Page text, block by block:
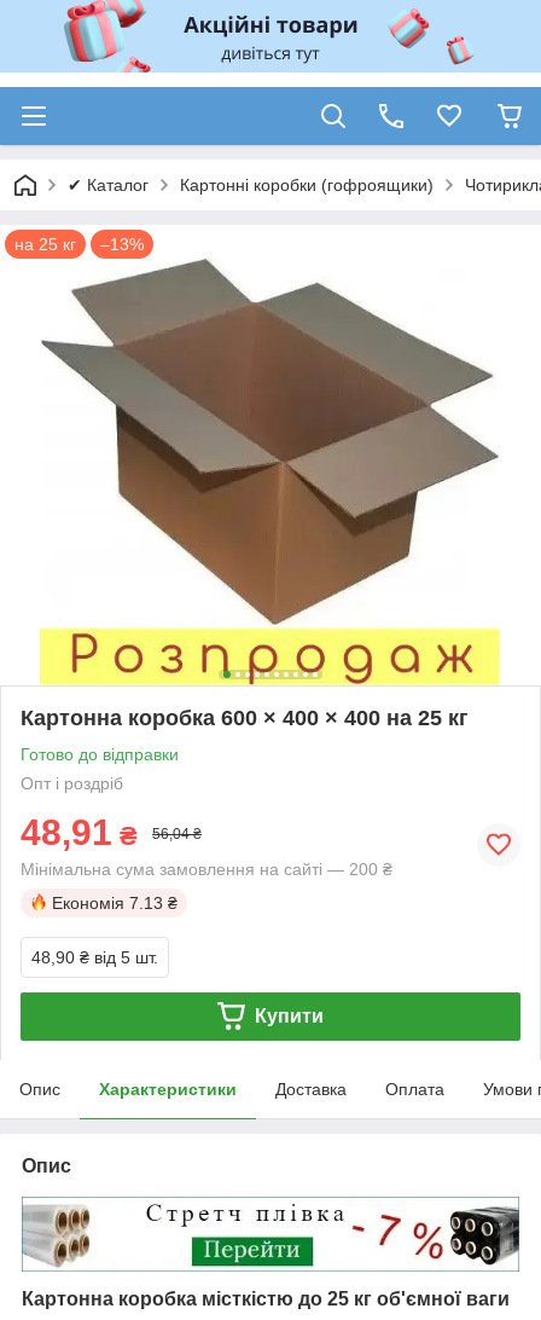
✔ Каталог Картонні коробки (гофроящики)
на 25 кг –13%
Картонна коробка 600 × 400 × 400 на 25 кг
Готово до відправки
Опт і роздріб
48,91 ₴ 56,04 ₴
Мінімальна сума замовлення на сайті — 200 ₴
Економія 7.13 ₴
48,90 ₴ від 5 шт.
Купити
Опис Характеристики Доставка Оплата Умови
Опис
Картонна коробка місткістю до 25 кг об'ємної ваги